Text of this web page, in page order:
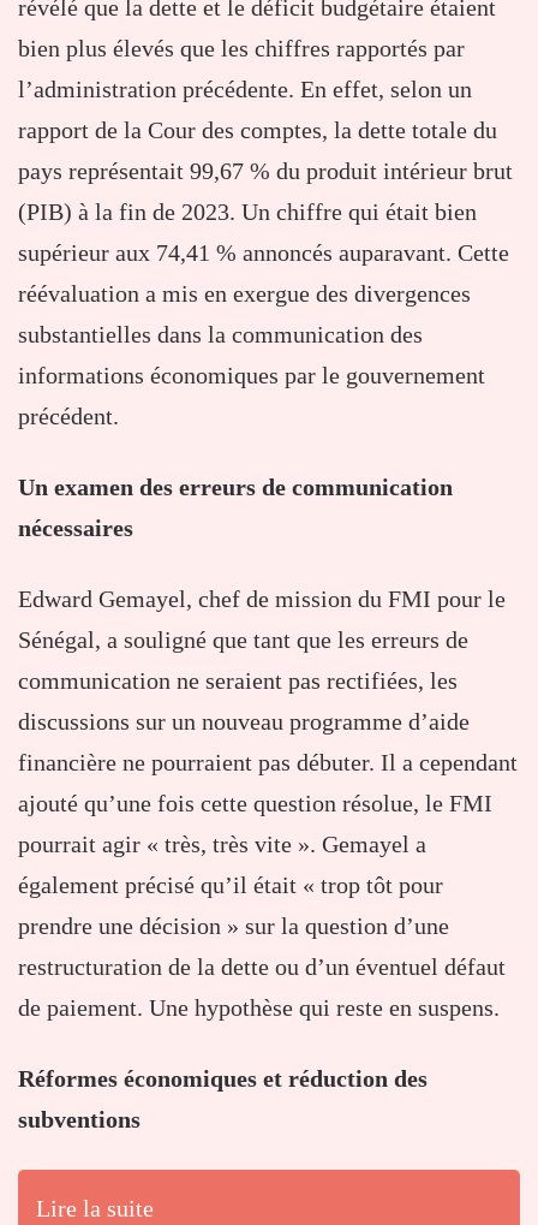
révélé que la dette et le déficit budgétaire étaient
bien plus élevés que les chiffres rapportés par
l’administration précédente. En effet, selon un
rapport de la Cour des comptes, la dette totale du
pays représentait 99,67 % du produit intérieur brut
(PIB) à la fin de 2023. Un chiffre qui était bien
supérieur aux 74,41 % annoncés auparavant. Cette
réévaluation a mis en exergue des divergences
substantielles dans la communication des
informations économiques par le gouvernement
précédent.
Un examen des erreurs de communication
nécessaires
Edward Gemayel, chef de mission du FMI pour le
Sénégal, a souligné que tant que les erreurs de
communication ne seraient pas rectifiées, les
discussions sur un nouveau programme d’aide
financière ne pourraient pas débuter. Il a cependant
ajouté qu’une fois cette question résolue, le FMI
pourrait agir « très, très vite ». Gemayel a
également précisé qu’il était « trop tôt pour
prendre une décision » sur la question d’une
restructuration de la dette ou d’un éventuel défaut
de paiement. Une hypothèse qui reste en suspens.
Réformes économiques et réduction des
subventions
Lire la suite